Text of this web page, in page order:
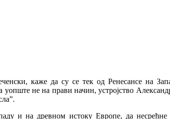
каже да су се тек од Ренесансе на
не на прави начин, устројство
и на древном истоку Европе, да